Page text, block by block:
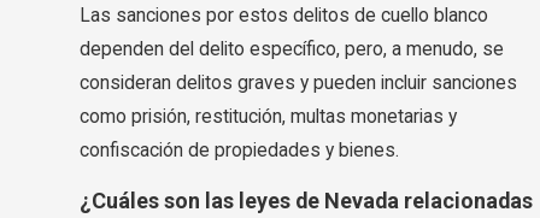
Las sanciones por estos delitos de cuello blanco
dependen del delito específico, pero, a menudo, se
consideran delitos graves y pueden incluir sanciones
como prisión, restitución, multas monetarias y
confiscación de propiedades y bienes.
¿Cuáles son las leyes de Nevada relacionadas